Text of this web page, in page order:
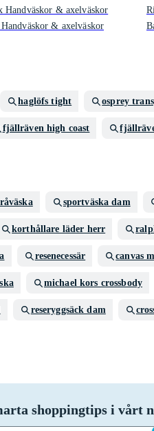
Handväskor & axelväskor
& axelväskor
haglöfs tight osprey
fjällräven high coast
sportväska dam
korthållare läder herr
resenecessär canvas
michael kors crossbody
reseryggsäck dam
shoppingtips i vårt